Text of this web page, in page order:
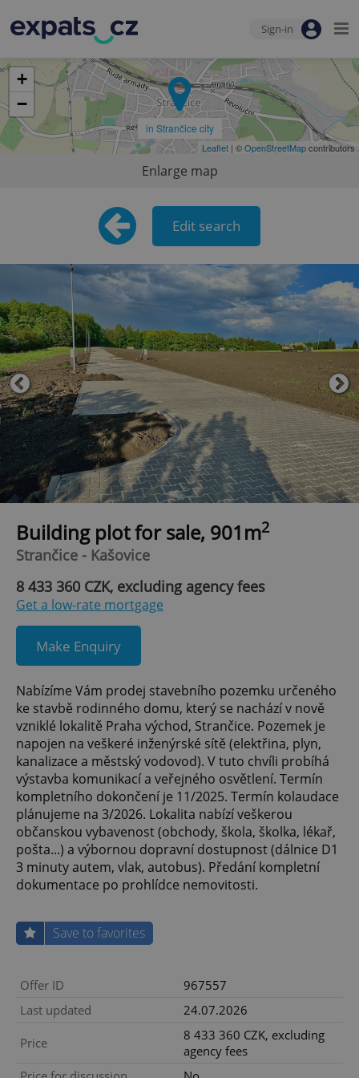
Sign-in
in Strančice city
+
−
Leaflet | ©OpenStreetMapcontributors
Enlarge map
Edit search
Building plot for sale, 901m2
Strančice - Kašovice
8 433 360 CZK, excluding agency fees
Get a low-rate mortgage
Make Enquiry
Nabízíme Vám prodej stavebního pozemku určeného
ke stavbě rodinného domu, který se nachází v nově
vzniklé lokalitě Praha východ, Strančice. Pozemek je
napojen na veškeré inženýrské sítě (elektřina, plyn,
kanalizace a městský vodovod). V tuto chvíli probíhá
výstavba komunikací a veřejného osvětlení. Termín
kompletního dokončení je 11/2025. Termín kolaudace
plánujeme na 3/2026. Lokalita nabízí veškerou
občanskou vybavenost (obchody, škola, školka, lékař,
pošta...) a výbornou dopravní dostupnost (dálnice D1
3 minuty autem, vlak, autobus). Předání kompletní
dokumentace po prohlídce nemovitosti.
Save to favorites
Offer ID
967557
Last updated
24.07.2026
Price
8 433 360 CZK, excluding
agency fees